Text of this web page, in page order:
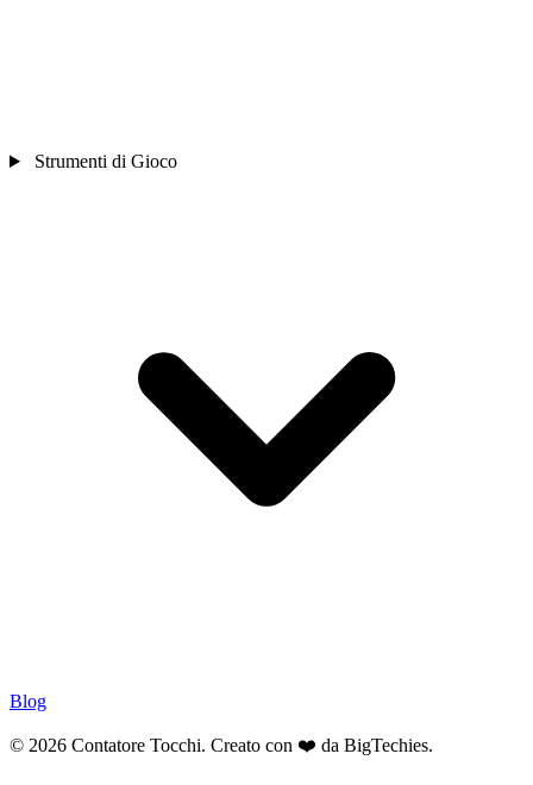
Strumenti di Gioco
Blog
© 2026 Contatore Tocchi. Creato con ❤️ da BigTechies.